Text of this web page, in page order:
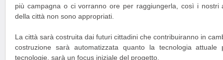
più campagna o ci vorranno ore per raggiungerla, così i nostri
della città non sono appropriati.
La città sarà costruita dai futuri cittadini che contribuiranno in
costruzione sarà automatizzata quanto la tecnologia
tecnologie, sarà un focus iniziale del progetto.